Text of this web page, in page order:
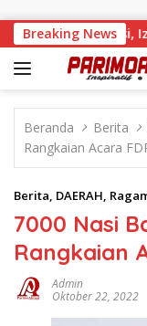
Breaking News
Sanksi, Izin
Beranda Berita
Rangkaian Acara
Berita, DAERAH,
7000 Nasi
Rangkaian
Admin
Oktober 22, 2022